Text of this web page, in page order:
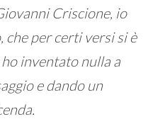
Criscione, io
per certi versi si è
inventato nulla a
e dando un